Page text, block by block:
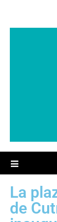
La
de